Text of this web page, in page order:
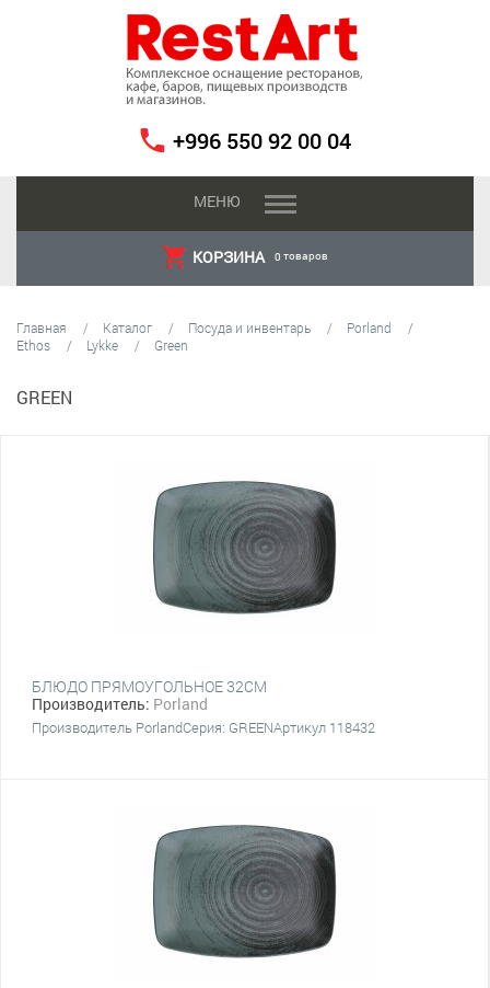
+996 550 92 00 04
МЕНЮ
КОРЗИНА 0 товаров
Главная Каталог Посуда и инвентарь
Porland
Ethos
Lykke Green
GREEN
БЛЮДО ПРЯМОУГОЛЬНОЕ 32СМ
Производитель: Porland
Производитель PorlandСерия: GREENАртикул 118432